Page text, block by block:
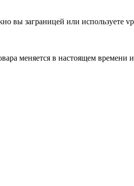
вы заграницей или используете
меняется в настоящем времени и